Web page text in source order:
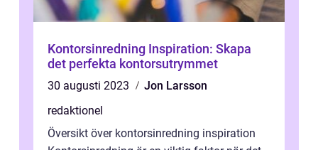
Kontorsinredning Inspiration: Skapa
det perfekta kontorsutrymmet
30 augusti 2023
Jon Larsson
redaktionel
Översikt över kontorsinredning inspiration